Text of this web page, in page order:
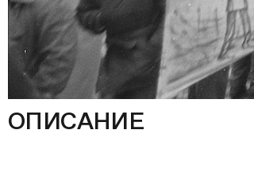
ОПИСАНИЕ